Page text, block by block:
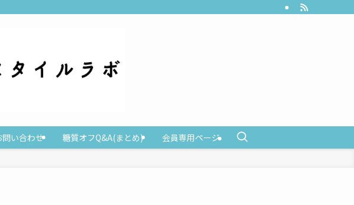
問い合わせ 糖質オフQ&A(まとめ) 会員専用ページ